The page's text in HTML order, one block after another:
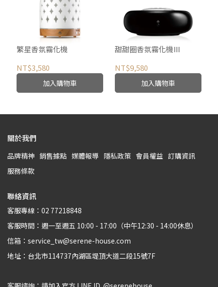
繁星香氛霧化機
NT$3,580
加入購物車
甜甜圈香氛霧化機Ⅲ
NT$9,580
加入購物車
關於我們
品牌精神 銷售據點 媒體報導 隱私政策 會員權益 訂購資訊
服務條款
聯絡資訊
客服專線：02 77218848
客服時間：週一至週五 10:00 - 17:00（中午12:30 - 14:00休息）
信箱：service_tw@serene-house.com
地址：台北市114737內湖區堤頂大道二段15號7F